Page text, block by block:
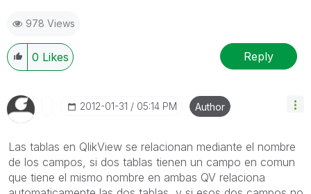
978 Views
0 Likes Reply
‎2012-01-31 05:14 PM Author
Las tablas en QlikView se relacionan mediante el nombre
de los campos, si dos tablas tienen un campo en comun
que tiene el mismo nombre en ambas QV relaciona